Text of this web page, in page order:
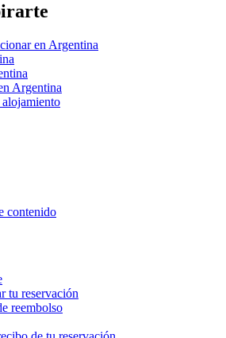
en Argentina
Argentina
contenido
tu reservación
reembolso